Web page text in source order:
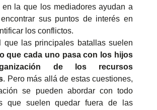
en la que los mediadores ayudan a
sus puntos de interés en
los conflictos.
que las principales batallas suelen
que cada uno pasa con los hijos
de los recursos
. Pero más allá de estas cuestiones,
se pueden abordar con todo
que suelen quedar fuera de las